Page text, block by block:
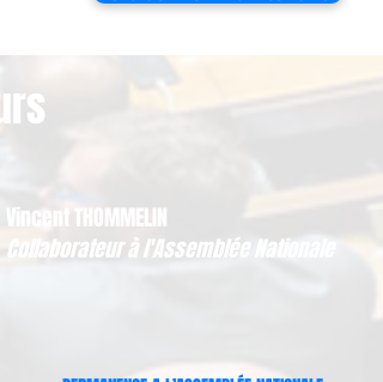
Vincent THOMMELIN
Collaborateur à l'Assemblée Nationale